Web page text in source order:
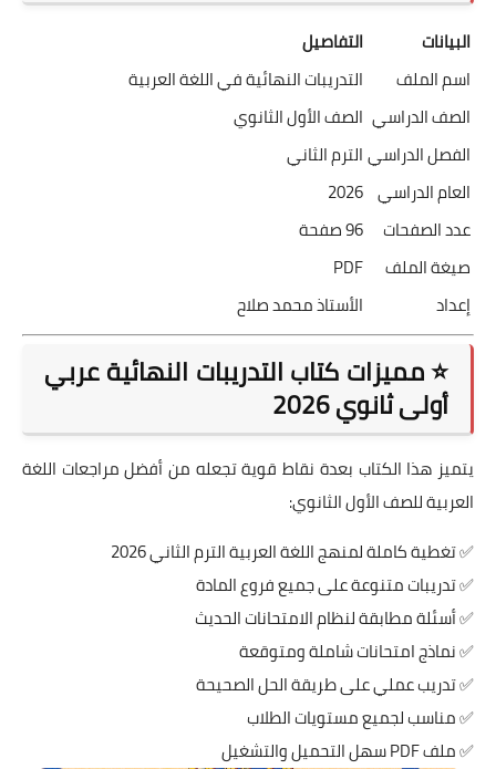
البيانات
التفاصيل
اسم الملف
التدريبات النهائية في اللغة العربية
الصف الدراسي الصف الأول الثانوي
الفصل الدراسيالترم الثاني
العام الدراسي 2026
عدد الصفحات
96 صفحة
صيغة الملف
PDF
إعداد
الأستاذ محمد صلاح
⭐ مميزات كتاب التدريبات النهائية عربي
أولى ثانوي 2026
يتميز هذا الكتاب بعدة نقاط قوية تجعله من أفضل مراجعات اللغة
العربية للصف الأول الثانوي:
✅ تغطية كاملة لمنهج اللغة العربية الترم الثاني 2026
✅ تدريبات متنوعة على جميع فروع المادة
✅ أسئلة مطابقة لنظام الامتحانات الحديث
✅ نماذج امتحانات شاملة ومتوقعة
✅ تدريب عملي على طريقة الحل الصحيحة
✅ مناسب لجميع مستويات الطلاب
✅ ملف PDF سهل التحميل والتشغيل